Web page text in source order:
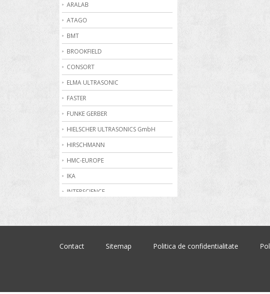
Bai termostatate cu circulatie externa
Bai termostatate pentru aplicatii
speciale
Bai ultrasonice
Balante
Becuri de gaz
Bioreactoare
Biurete digitale
Calorimetrie
Camere climatice
Cantare electronice industriale
Centrifuge de laborator
Conductometre
ARALAB
ATAGO
BMT
BROOKFIELD
CONSORT
ELMA ULTRASONIC
FASTER
FUNKE GERBER
HIELSCHER ULTRASONICS GmbH
HIRSCHMANN
HMC-EUROPE
IKA
INTERSCIENCE
Contact Sitemap Politica de confidentialitate